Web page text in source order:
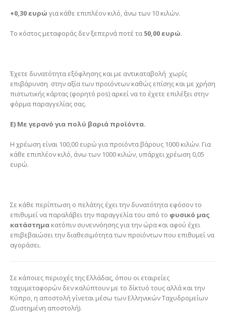
+0,30 ευρώ για κάθε επιπλέον κιλό, άνω των 10 κιλών.
Το κόστος μεταφοράς δεν ξεπερνά ποτέ τα 50,00 ευρώ.
Έχετε δυνατότητα εξόφλησης και με αντικαταβολή χωρίς
επιβάρυνση στην αξία των προϊόντων καθώς επίσης και με χρήση
πιστωτικής κάρτας (φορητό pos) αρκεί να το έχετε επιλέξει στην
φόρμα παραγγελίας σας.
Ε) Με γερανό για πολύ βαριά προϊόντα.
Η χρέωση είναι 100,00 ευρώ για προϊόντα βάρους 1000 κιλών. Για
κάθε επιπλέον κιλό, άνω των 1000 κιλών, υπάρχει χρέωση 0,05
ευρώ.
Σε κάθε περίπτωση ο πελάτης έχει την δυνατότητα εφόσον το
επιθυμεί να παραλάβει την παραγγελία του από το φυσικό μας
κατάστημα κατόπιν συνεννόησης για την ώρα και αφού έχει
επιβεβαιώσει την διαθεσιμότητα των προϊόντων που επιθυμεί να
αγοράσει.
Σε κάποιες περιοχές της Ελλάδας, όπου οι εταιρείες
ταχυμεταφορών δεν καλύπτουν με το δίκτυό τους αλλά και την
Κύπρο, η αποστολή γίνεται μέσω των Ελληνικών Ταχυδρομείων
(Συστημένη αποστολή).